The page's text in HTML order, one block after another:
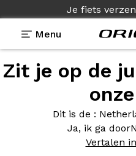
Je fiets
Land :
Menu
Zit je op de
Dit is de :
Ja, ik ga door
Vertalen
Onze klanten praten in